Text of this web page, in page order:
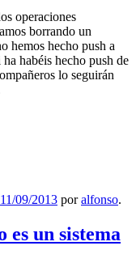
operaciones
borrando un
hemos hecho push a
habéis hecho push de
lo seguirán
11/09/2013 poralfonso.
es un sistema